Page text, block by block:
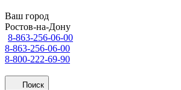
Ваш город
Ростов-на-Дону
8-863-256-06-00
8-863-256-06-00
8-800-222-69-90
Поиск